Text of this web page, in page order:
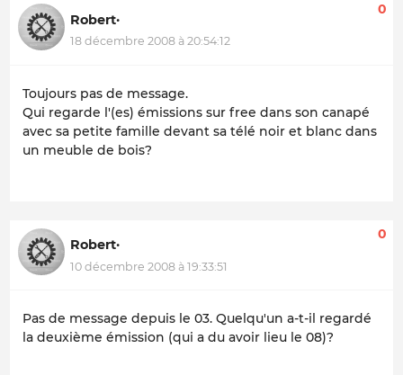
Robert·
18 décembre 2008 à 20:54:12
0
Toujours pas de message.
Qui regarde l'(es) émissions sur free dans son canapé
avec sa petite famille devant sa télé noir et blanc dans
un meuble de bois?
Robert·
10 décembre 2008 à 19:33:51
0
Pas de message depuis le 03. Quelqu'un a-t-il regardé
la deuxième émission (qui a du avoir lieu le 08)?